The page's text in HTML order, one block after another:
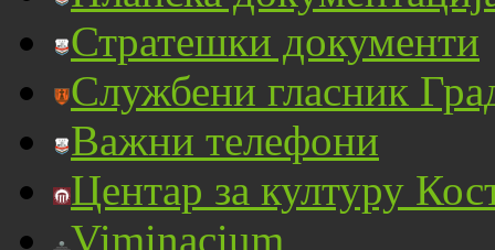
Стратешки документи
Службени гласник
Важни телефони
Центар за културу
Viminacium